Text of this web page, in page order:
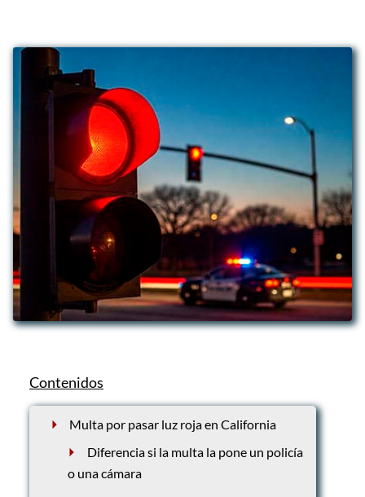
Contenidos
Multa por pasar luz roja en California
Diferencia si la multa la pone un policía
o una cámara